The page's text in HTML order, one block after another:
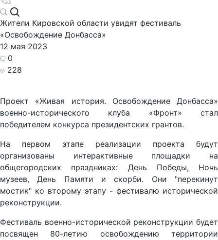
Жители Кировской области увидят фестиваль
«Освобождение Донбасса»
12 мая 2023
0
228
Проект «Живая история. Освобождение Донбасса»
военно-исторического клуба «Фронт» стал
победителем конкурса президентских грантов.
На первом этапе реализации проекта будут
организованы интерактивные площадки на
общегородских праздниках: День Победы, Ночь
музеев, День Памяти и скорби. Они "перекинут
мостик" ко второму этапу - фестивалю исторической
реконструкции.
Фестиваль военно-исторической реконструкции будет
посвящен 80-летию освобождению территории